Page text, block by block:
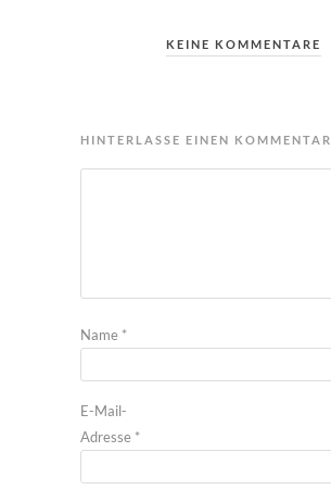
KEINE KOMMENTARE
HINTERLASSE EINEN KOMMENTAR
Name *
E-Mail-
Adresse *